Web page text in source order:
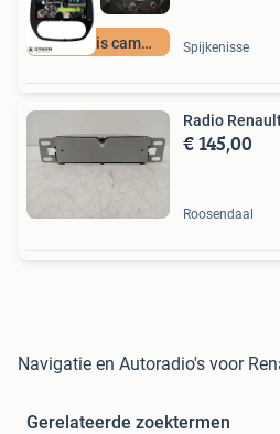
met gratis camera Spijkenisse
Radio
€ 145,00
Roosendaal
Navigatie en Autoradio's voor
Gerelateerde zoektermen